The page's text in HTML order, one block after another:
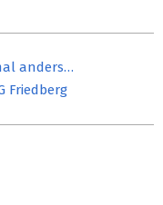
anders…
Friedberg